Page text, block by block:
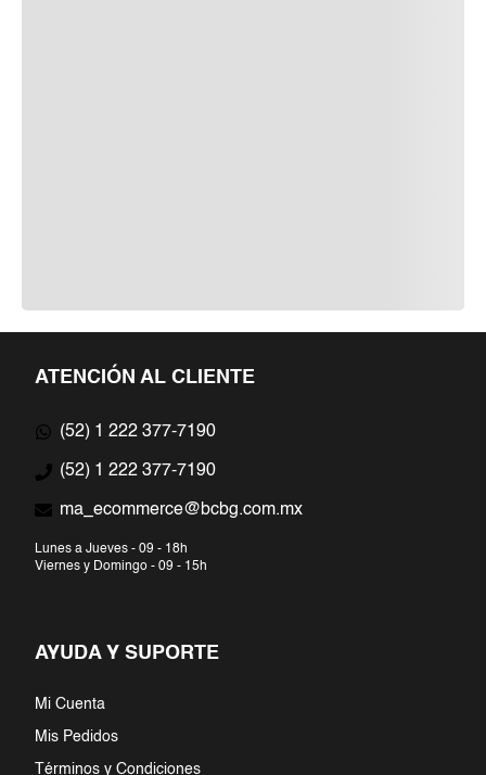
ATENCIÓN AL CLIENTE
(52) 1 222 377-7190
(52) 1 222 377-7190
ma_ecommerce@bcbg.com.mx
Lunes a Jueves - 09 - 18h
Viernes y Domingo - 09 - 15h
AYUDA Y SUPORTE
Mi Cuenta
Mis Pedidos
Términos y Condiciones